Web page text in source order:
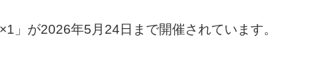
」が2026年5月24日まで開催されています。